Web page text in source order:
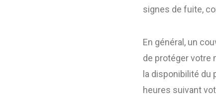
signes de fuite,
En général, un
de protéger votre
la disponibilité
heures suivant